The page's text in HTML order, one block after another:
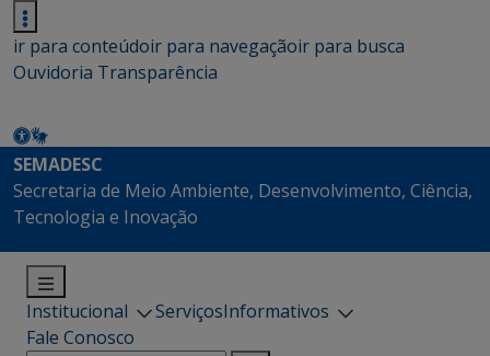
ir para conteúdoir para navegaçãoir para busca
Ouvidoria Transparência
SEMADESC
Secretaria de Meio Ambiente, Desenvolvimento, Ciência,
Tecnologia e Inovação
Institucional ServiçosInformativos
Fale Conosco